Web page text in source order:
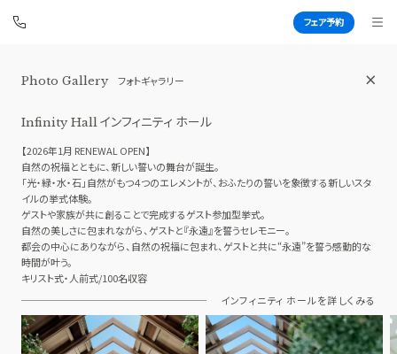
フェア予約
TOP
トップ ブライダルフェア
FAIR INFO
ブライダルフェアの魅力をご案内
WEDDING REPORT
フォトギャラリー
PLAN
プラン
CEREMONY PARTY
Photo Gallery フォトギャラリー
Infinity Hallインフィニティ ホール
【2026年1月 RENEWAL OPEN】
自然の祝福とともに、新しい誓いの舞台が誕生。
「光・緑・水・石」自然がもつ４つのエレメントが、おふたりの誓いを象徴する新しいスタ
イルの挙式体験。
ゲストや家族が共に創ることで完成するゲスト参加型挙式。
自然の美しさに包まれながら、ゲストと『永遠』を誓うセレモニー。
都会の中心にありながら、自然の祝福に包まれ、ゲストと共に“永遠”を誓う感動的な
時間が叶う。
キリスト式・人前式/100名収容
インフィニティ ホールを詳しくみる